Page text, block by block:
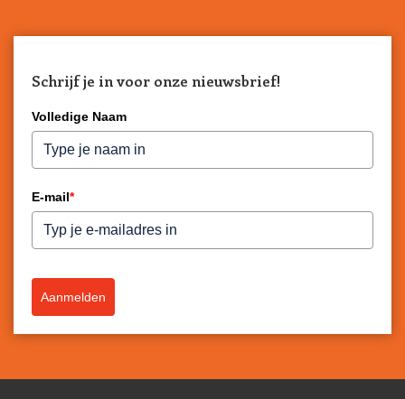
Schrijf je in voor onze nieuwsbrief!
Volledige Naam
E-mail*
Aanmelden